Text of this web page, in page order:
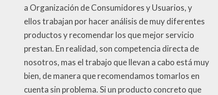
a Organización de Consumidores y Usuarios, y
ellos trabajan por hacer análisis de muy diferentes
productos y recomendar los que mejor servicio
prestan. En realidad, son competencia directa de
nosotros, mas el trabajo que llevan a cabo está muy
bien, de manera que recomendamos tomarlos en
cuenta sin problema. Si un producto concreto que